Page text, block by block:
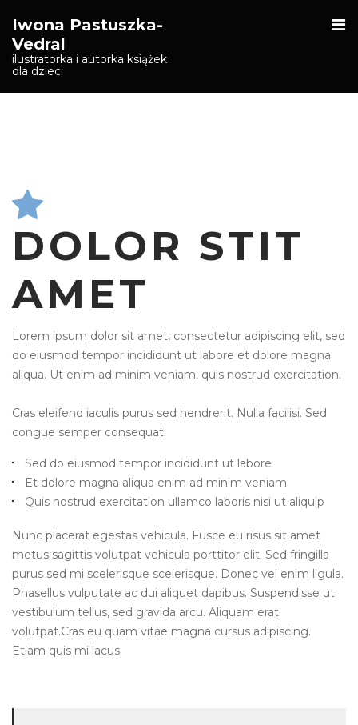
Iwona Pastuszka-
Vedral
ilustratorka i autorka książek
dla dzieci
DOLOR STIT
AMET
Lorem ipsum dolor sit amet, consectetur adipiscing elit, sed
do eiusmod tempor incididunt ut labore et dolore magna
aliqua. Ut enim ad minim veniam, quis nostrud exercitation.
Cras eleifend iaculis purus sed hendrerit. Nulla facilisi. Sed
congue semper consequat:
Sed do eiusmod tempor incididunt ut labore
Et dolore magna aliqua enim ad minim veniam
Quis nostrud exercitation ullamco laboris nisi ut aliquip
Nunc placerat egestas vehicula. Fusce eu risus sit amet
metus sagittis volutpat vehicula porttitor elit. Sed fringilla
purus sed mi scelerisque scelerisque. Donec vel enim ligula.
Phasellus vulputate ac dui aliquet dapibus. Suspendisse ut
vestibulum tellus, sed gravida arcu. Aliquam erat
volutpat.Cras eu quam vitae magna cursus adipiscing.
Etiam quis mi lacus.